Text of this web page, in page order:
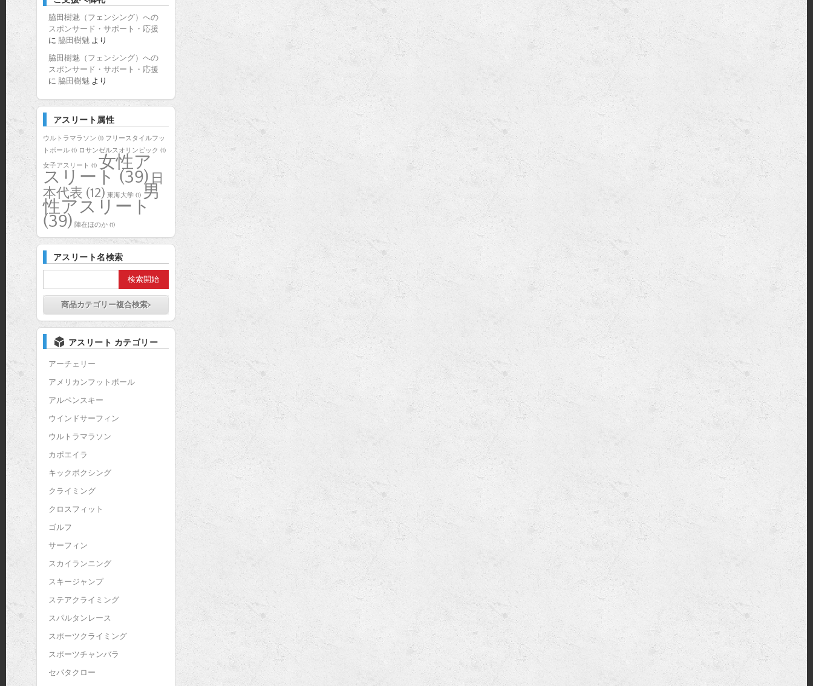
脇田樹魅（フェンシング）への
スポンサード・サポート・応援
に 脇田樹魅 より
脇田樹魅（フェンシング）への
スポンサード・サポート・応援
に 脇田樹魅 より
アスリート属性
ウルトラマラソン (1) フリースタイルフッ
トボール (1) ロサンゼルスオリンピック (1)
女子アスリート (1) 女性ア
スリート (39) 日
本代表 (12) 東海大学 (1) 男
性アスリート
(39) 陣在ほのか (1)
アスリート名検索
商品カテゴリー複合検索>
アスリート カテゴリー
アーチェリー
アメリカンフットボール
アルペンスキー
ウインドサーフィン
ウルトラマラソン
カポエイラ
キックボクシング
クライミング
クロスフィット
ゴルフ
サーフィン
スカイランニング
スキージャンプ
ステアクライミング
スパルタンレース
スポーツクライミング
スポーツチャンバラ
セパタクロー